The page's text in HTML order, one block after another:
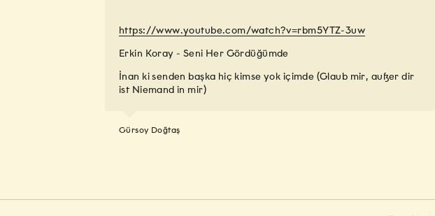
https://www.youtube.com/watch?v=rbm5YTZ-3uw
Erkin Koray - Seni Her Gördüğümde
İnan ki senden başka hiç kimse yok içimde (Glaub mir, außer dir
ist Niemand in mir)
Gürsoy Doğtaş